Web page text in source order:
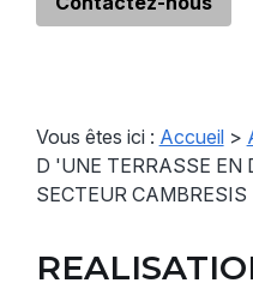
Vous êtes ici : Accueil>
D 'UNE TERRASSE EN
SECTEUR CAMBRESIS